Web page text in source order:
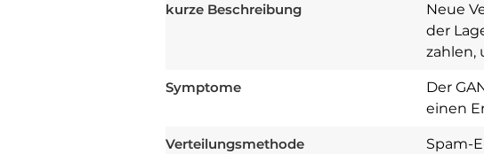
kurze Beschreibung Neue
der
zahlen,
Symptome
Der
einen
Verteilungsmethode Spam-